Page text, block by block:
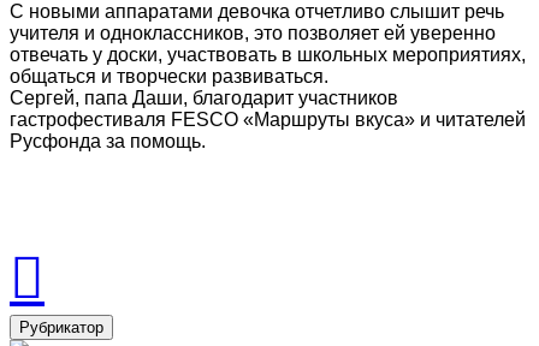
С новыми аппаратами девочка отчетливо слышит речь
учителя и одноклассников, это позволяет ей уверенно
отвечать у доски, участвовать в школьных мероприятиях,
общаться и творчески развиваться.
Сергей, папа Даши, благодарит участников
гастрофестиваля FESCO «Маршруты вкуса» и читателей
Русфонда за помощь.
Рубрикатор